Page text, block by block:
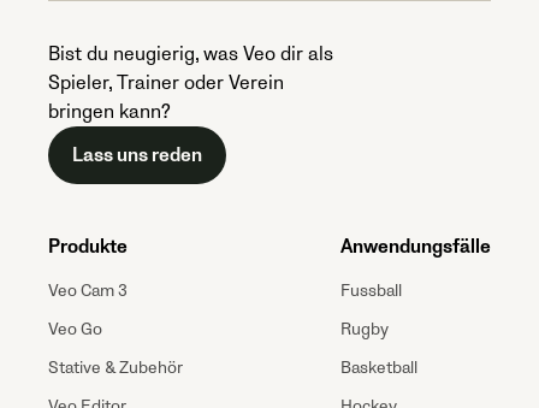
Bist du neugierig, was Veo dir als
Spieler, Trainer oder Verein
bringen kann?
Lass uns reden
Produkte
Veo Cam 3
Veo Go
Stative & Zubehör
Anwendungsfälle
Fussball
Rugby
Basketball